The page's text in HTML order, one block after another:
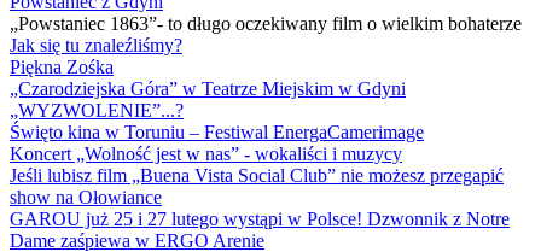
„Powstaniec 1863”- to długo oczekiwany film o wielkim bohaterze
Jak się tu znaleźliśmy?
Piękna Zośka
„Czarodziejska Góra” w Teatrze Miejskim w Gdyni
„WYZWOLENIE”...?
Święto kina w Toruniu – Festiwal EnergaCamerimage
Koncert „Wolność jest w nas” - wokaliści i muzycy
Jeśli lubisz film „Buena Vista Social Club” nie możesz przegapić
show na Ołowiance
GAROU już 25 i 27 lutego wystąpi w Polsce! Dzwonnik z Notre
Dame zaśpiewa w ERGO Arenie